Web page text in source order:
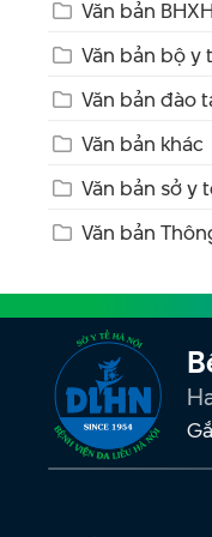
Văn bản BHXH
Văn bản bộ y
Văn bản đào
Văn bản khác
Văn bản sở y
Văn bản